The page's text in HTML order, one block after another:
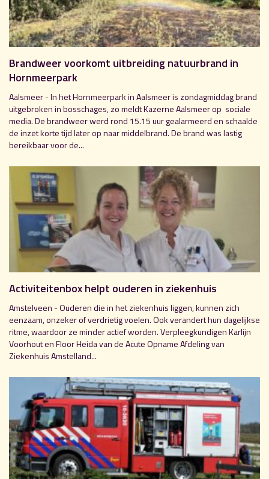
Brandweer voorkomt uitbreiding natuurbrand in
Hornmeerpark
Aalsmeer - In het Hornmeerpark in Aalsmeer is zondagmiddag brand
uitgebroken in bosschages, zo meldt Kazerne Aalsmeer op sociale
media. De brandweer werd rond 15.15 uur gealarmeerd en schaalde
de inzet korte tijd later op naar middelbrand. De brand was lastig
bereikbaar voor de...
Activiteitenbox helpt ouderen in ziekenhuis
Amstelveen - Ouderen die in het ziekenhuis liggen, kunnen zich
eenzaam, onzeker of verdrietig voelen. Ook verandert hun dagelijkse
ritme, waardoor ze minder actief worden. Verpleegkundigen Karlijn
Voorhout en Floor Heida van de Acute Opname Afdeling van
Ziekenhuis Amstelland...